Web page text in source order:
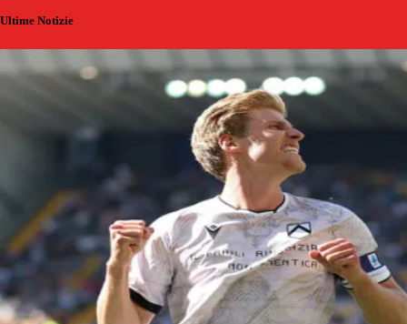
Ultime Notizie